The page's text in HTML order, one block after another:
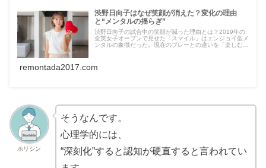
渋野日向子はなぜ笑顔が消えた？変化の理由
と“メンタルの揺らぎ”
渋野日向子の試合中の笑顔が減った理由とは？2019年の
全英女子オープンで見せた「スマイル」はエンジョイ型メ
ンタルの象徴だった。現在のプレーとの違いを「楽しむ」
remontada2017.com
ホリシン
そうなんです。
心理学的には、
“深刻化”すると認知が硬直すると言われてい